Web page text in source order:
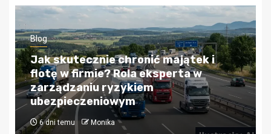
Blog
Kredyty hipoteczne w Krakowie:
Przewodnik po bezpiecznym
finansowaniu nieruchomości
4 tygodnie temu Monika